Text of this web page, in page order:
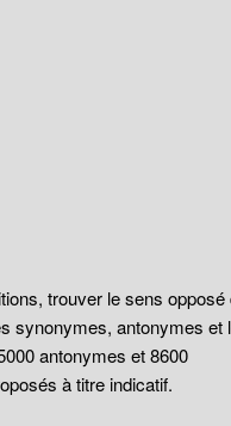
trouver le sens opposé
synonymes, antonymes et
antonymes et 8600
à titre indicatif.